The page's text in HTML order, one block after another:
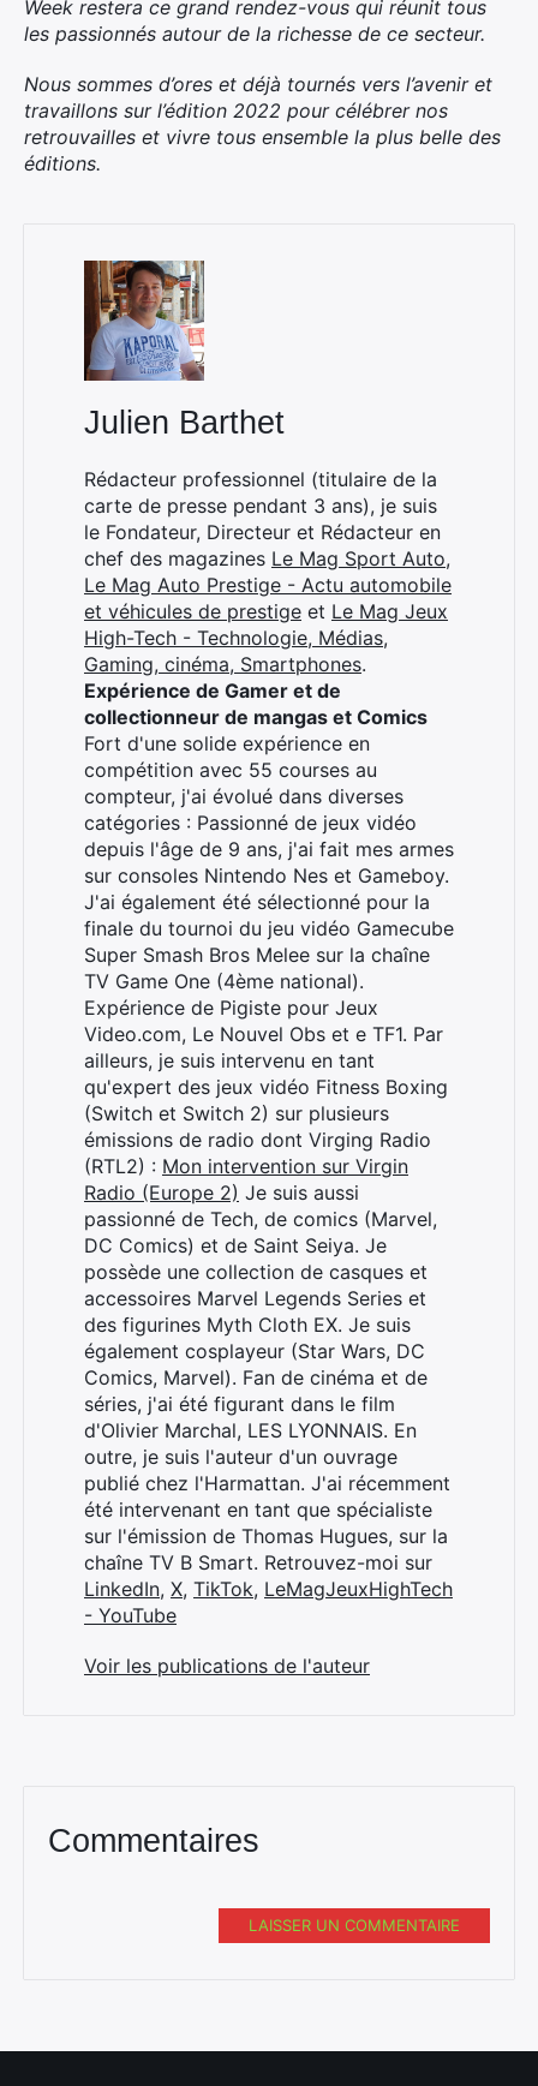
Week restera ce grand rendez-vous qui réunit tous
les passionnés autour de la richesse de ce secteur.
Nous sommes d’ores et déjà tournés vers l’avenir et
travaillons sur l’édition 2022 pour célébrer nos
retrouvailles et vivre tous ensemble la plus belle des
éditions.
Julien Barthet
Rédacteur professionnel (titulaire de la
carte de presse pendant 3 ans), je suis
le Fondateur, Directeur et Rédacteur en
chef des magazines Le Mag Sport Auto,
Le Mag Auto Prestige - Actu automobile
et véhicules de prestige et Le Mag Jeux
High-Tech - Technologie, Médias,
Gaming, cinéma, Smartphones.
Expérience de Gamer et de
collectionneur de mangas et Comics
Fort d'une solide expérience en
compétition avec 55 courses au
compteur, j'ai évolué dans diverses
catégories : Passionné de jeux vidéo
depuis l'âge de 9 ans, j'ai fait mes armes
sur consoles Nintendo Nes et Gameboy.
J'ai également été sélectionné pour la
finale du tournoi du jeu vidéo Gamecube
Super Smash Bros Melee sur la chaîne
TV Game One (4ème national).
Expérience de Pigiste pour Jeux
Video.com, Le Nouvel Obs et e TF1. Par
ailleurs, je suis intervenu en tant
qu'expert des jeux vidéo Fitness Boxing
(Switch et Switch 2) sur plusieurs
émissions de radio dont Virging Radio
(RTL2) : Mon intervention sur Virgin
Radio (Europe 2) Je suis aussi
passionné de Tech, de comics (Marvel,
DC Comics) et de Saint Seiya. Je
possède une collection de casques et
accessoires Marvel Legends Series et
des figurines Myth Cloth EX. Je suis
également cosplayeur (Star Wars, DC
Comics, Marvel). Fan de cinéma et de
séries, j'ai été figurant dans le film
d'Olivier Marchal, LES LYONNAIS. En
outre, je suis l'auteur d'un ouvrage
publié chez l'Harmattan. J'ai récemment
été intervenant en tant que spécialiste
sur l'émission de Thomas Hugues, sur la
chaîne TV B Smart. Retrouvez-moi sur
LinkedIn, X, TikTok, LeMagJeuxHighTech
- YouTube
Voir les publications de l'auteur
Commentaires
LAISSER UN COMMENTAIRE
×
Rechercher
: